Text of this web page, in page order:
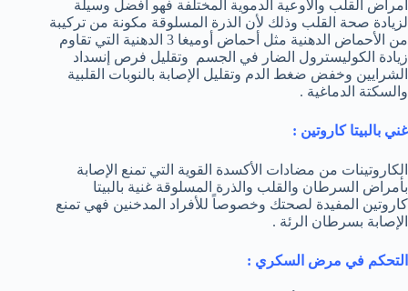
أمراض القلب والأوعية الدموية المختلفة فهو أفضل وسيلة
لزيادة صحة القلب وذلك لأن الذرة المسلوقة مكونة من تركيبة
من الأحماض الدهنية مثل أحماض أوميغا 3 الدهنية التي تقاوم
زيادة الكوليسترول الضار في الجسم وتقليل فرص إنسداد
الشرايين وخفض ضغط الدم وتقليل الإصابة بالنوبات القلبية
والسكتة الدماغية .
غني بالبيتا كاروتين :
الكاروتينات من مضادات الأكسدة القوية التي تمنع الإصابة
بأمراض السرطان والقلب والذرة المسلوقة غنية بالبيتا
كاروتين المفيدة لصحتك وخصوصاً للأفراد المدخنين فهي تمنع
الإصابة بسرطان الرئة .
التحكم في مرض السكري :